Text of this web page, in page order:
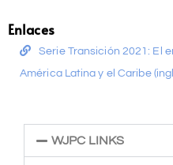
Enlaces
Serie Transición 2021: El
América Latina y el Caribe
WJPC LINKS